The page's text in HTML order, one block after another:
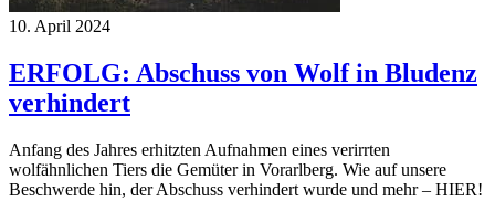
10. April 2024
ERFOLG: Abschuss von Wolf in Bludenz
verhindert
Anfang des Jahres erhitzten Aufnahmen eines verirrten
wolfähnlichen Tiers die Gemüter in Vorarlberg. Wie auf unsere
Beschwerde hin, der Abschuss verhindert wurde und mehr – HIER!